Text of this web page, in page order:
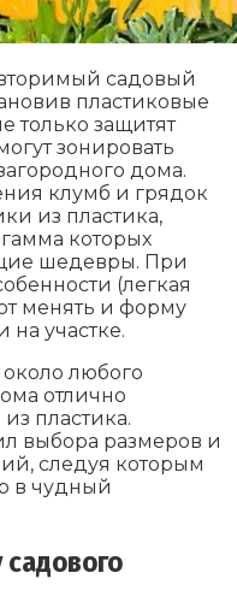
садовый
пластиковые
только защитят
зонировать
дома.
клумб и грядок
из пластика,
которых
шедевры. При
(легкая
менять и форму
на участке.
любого
отлично
пластика.
выбора размеров и
следуя которым
в чудный